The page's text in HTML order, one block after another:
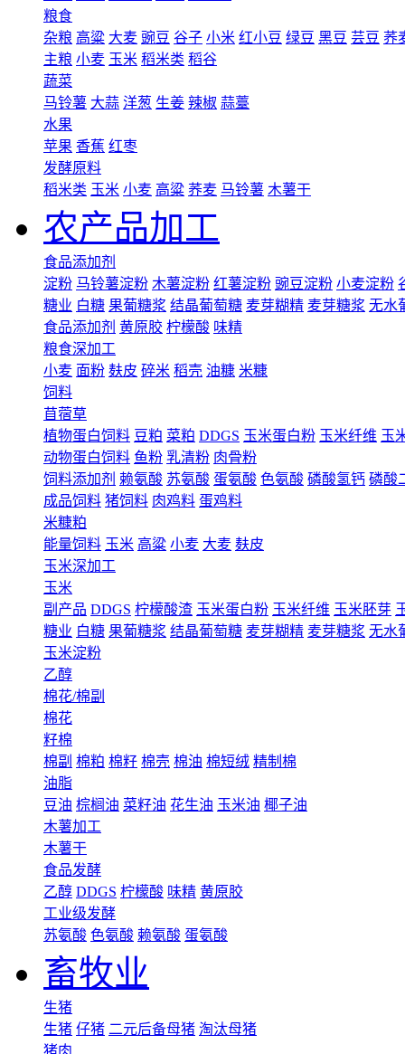
粮食
杂粮 高粱 大麦 豌豆 谷子 小米 红小豆 绿豆 黑豆 芸豆 荞
主粮 小麦 玉米 稻米类 稻谷
蔬菜
马铃薯 大蒜 洋葱 生姜 辣椒 蒜薹
水果
苹果 香蕉 红枣
发酵原料
稻米类 玉米 小麦 高粱 荞麦 马铃薯 木薯干
农产品加工
食品添加剂
淀粉 马铃薯淀粉 木薯淀粉 红薯淀粉 豌豆淀粉 小麦淀粉
糖业 白糖 果葡糖浆 结晶葡萄糖 麦芽糊精 麦芽糖浆 无水
食品添加剂 黄原胶 柠檬酸 味精
粮食深加工
小麦 面粉 麸皮 碎米 稻壳 油糠 米糠
饲料
苜蓿草
植物蛋白饲料 豆粕 菜粕 DDGS 玉米蛋白粉 玉米纤维 玉
动物蛋白饲料 鱼粉 乳清粉 肉骨粉
饲料添加剂 赖氨酸 苏氨酸 蛋氨酸 色氨酸 磷酸氢钙 磷酸
成品饲料 猪饲料 肉鸡料 蛋鸡料
米糠粕
能量饲料 玉米 高粱 小麦 大麦 麸皮
玉米深加工
玉米
副产品 DDGS 柠檬酸渣 玉米蛋白粉 玉米纤维 玉米胚芽
糖业 白糖 果葡糖浆 结晶葡萄糖 麦芽糊精 麦芽糖浆 无水
玉米淀粉
乙醇
棉花/棉副
棉花
籽棉
棉副 棉粕 棉籽 棉壳 棉油 棉短绒 精制棉
油脂
豆油 棕榈油 菜籽油 花生油 玉米油 椰子油
木薯加工
木薯干
食品发酵
乙醇 DDGS 柠檬酸 味精 黄原胶
工业级发酵
苏氨酸 色氨酸 赖氨酸 蛋氨酸
畜牧业
生猪
生猪 仔猪 二元后备母猪 淘汰母猪
猪肉